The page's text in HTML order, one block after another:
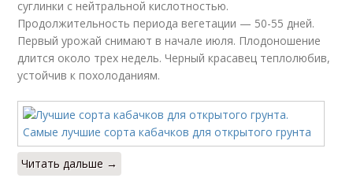
суглинки с нейтральной кислотностью.
Продолжительность периода вегетации — 50-55 дней.
Первый урожай снимают в начале июля. Плодоношение
длится около трех недель. Черный красавец теплолюбив,
устойчив к похолоданиям.
Читать дальше →